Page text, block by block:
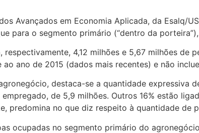
Avançados em Economia Aplicada, da Esalq/
para o segmento primário (“dentro da
4,12 milhões e 5,67 milhões
ao ano de 2015 (dados mais recentes) e não
destaca-se a quantidade expressiva
de 5,9 milhões. Outros 16% estão
predomina no que diz respeito à quantidade
ocupadas no segmento primário do